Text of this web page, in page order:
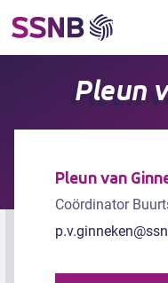
Pleun
Pleun van
Coördinator